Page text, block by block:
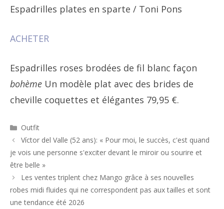
Espadrilles plates en sparte / Toni Pons
ACHETER
Espadrilles roses brodées de fil blanc façon
bohème Un modèle plat avec des brides de
cheville coquettes et élégantes 79,95 €.
Catégories
Outfit
Navigation
des
articles
Víctor del Valle (52 ans): « Pour moi, le succès, c'est quand
je vois une personne s'exciter devant le miroir ou sourire et
être belle »
Les ventes triplent chez Mango grâce à ses nouvelles
robes midi fluides qui ne correspondent pas aux tailles et sont
une tendance été 2026